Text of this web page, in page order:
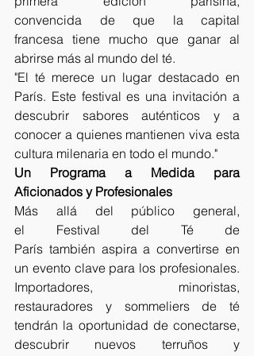
convencida de que la capital
francesa tiene mucho que ganar al
abrirse más al mundo del té.
"El té merece un lugar destacado en
París. Este festival es una invitación a
descubrir sabores auténticos y a
conocer a quienes mantienen viva esta
cultura milenaria en todo el mundo."
Un Programa a Medida para
Aficionados y Profesionales
Más allá del público general,
el Festival del Té de
París también aspira a convertirse en
un evento clave para los profesionales.
Importadores, minoristas,
restauradores y sommeliers de té
tendrán la oportunidad de conectarse,
descubrir nuevos terruños y